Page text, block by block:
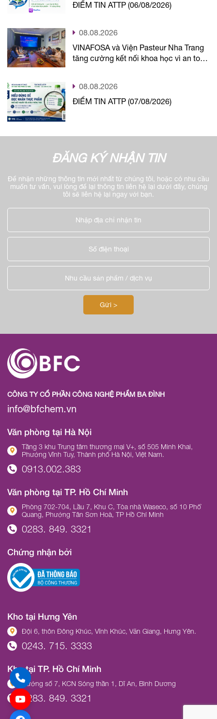
ĐIỂM TIN ATTP (06/08/2026)
08.08.2026
VINAFOSA và Viện Pasteur Nha Trang
tăng cường kết nối khoa học vì an toàn
08.08.2026
ĐIỂM TIN ATTP (07/08/2026)
ĐĂNG KÝ NHẬN TIN
Để nhận những thông tin mới nhất từ chúng tôi, hoặc có nhu cầu
muốn tư vấn, vui lòng để lại thông tin liên hệ lại dưới đây, chúng
tôi sẽ liên hệ lại ngay với bạn.
CÔNG TY CỔ PHẦN CÔNG NGHỆ PHẨM BA ĐÌNH
info@bfchem.vn
Văn phòng tại Hà Nội
Tầng 3 khu Trung tâm thương mại V+, số 505 Minh Khai,
Phường Vĩnh Tuy, Thành phố Hà Nội, Việt Nam.
0913.002.383
Văn phòng tại TP. Hồ Chí Minh
Phòng 702-704, Lầu 7, Khu C, Tòa nhà Waseco, số 10 Phổ
Quang, Phường Tân Sơn Hoà, TP Hồ Chí Minh
0283. 849. 3321
Chứng nhận bởi
Kho tại Hưng Yên
Đội 6, thôn Đông Khúc, Vĩnh Khúc, Văn Giang, Hưng Yên.
0243. 715. 3333
Kho tại TP. Hồ Chí Minh
Đường số 7, KCN Sóng thần 1, Dĩ An, Bình Dương
0283. 849. 3321